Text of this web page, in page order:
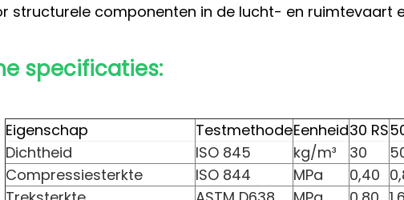
structurele componenten in de lucht- en ruimtevaart
specificaties:
Eigenschap TestmethodeEenheid30 RS
Dichtheid
ISO 845 kg/m³ 30
Compressiesterkte
ISO 844 MPa 0,40